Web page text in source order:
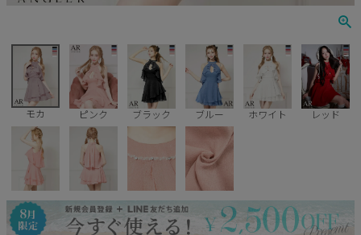
JENNNY
COMEX
Rechercher
Pleaser
モカ ピンク ブラック ブルー ホワイト レッド